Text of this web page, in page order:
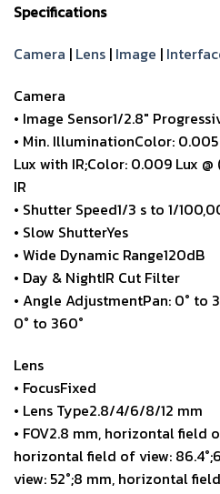
Specifications
Camera | Lens | Image |
Camera
• Image Sensor1/2.8″
• Min. IlluminationColor: 0.005
Lux with IR;Color: 0.009 Lux @
IR
• Shutter Speed1/3 s to 1/
• Slow ShutterYes
• Wide Dynamic Range120dB
• Day & NightIR Cut Filter
• Angle AdjustmentPan: 0° to
0° to 360°
Lens
• FocusFixed
• Lens Type2.8/4/6/8/12 mm
• FOV2.8 mm, horizontal field
horizontal field of view:
view: 52°;8 mm, horizontal